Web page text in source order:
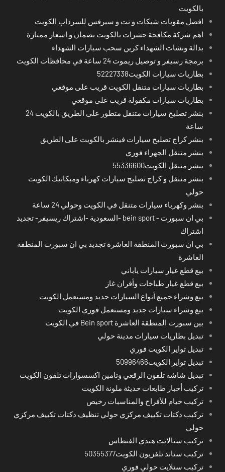
بالكويت
افضل مقويات شبكات و نت و سيرفس للسرداب الكويت
اهم شركة مكافحة حشرات بالكويت بضمان و اسعار ممتازة
بدالة ونشات الشهداء كرين سحب سيارات الشهداء
برمجة رسيفر و توصيل ريموت 24 ساعة في محافظات الكويت
بطاريات سيارات الكويت52227338
بطاريات سيارات متنقل الكويت قريب على موقعي
بطاريات سيارات مكفولة قريب على موقعي
بنشر تصليح سيارات متنقل متطور على الطريق بالكويت 24
ساعة
بنشر كراج تصليح سيارات فينشر بالكويت على الطريق
بنشر متنقل الجهراء فوري
بنشر متنقل الكويت55336600
بنشر متنقل و كراج تصليح سيارات كهرباء وميكانيك الكويت
حولي
بنشر وكهرباء سيارات متنقل في الكويت وحولي 24 ساعة
بي ان سبورت - bein sport -السعودية -اشتراك ريسيفر- تجديد
اشتراك
بي ان سبورت المنطقة العاشرة تجديد بي ان سبورت المنطقة
العاشرة
بيع قطع غيار سيارات ياباني
بيع قطع غيار طباخات وأفران غاز
بيع وشراء جميع أنواع السيارات جديد ومستعمل الكويت
بيع وشراء سيارات جديد ومستعمل فوري الكويت
بين سبورت المنطقة العاشرة Bein sport في الكويت
تبديل بطاريات سيارات مدينة حولي
تبديل تواير الكويت فوري
تبديل تواير الكويت50996466
تبديل شاشة تلفون الرقعي وتامين اكسسوارات تلفون الكويت
تركيب أحبار طابعات حديثة ملونة الكويت
تركيب خيام للأفراح والمناسبات رخيص
تركيب دكتات تكييف مركزي حولي تنظيف دكتات تكييف مركزي
حولي
تركيب ستالايت هندي الفنطاس
تركيب ستاند تلفزيون الكويت50355377
تركيب ستلايت حولي فوري